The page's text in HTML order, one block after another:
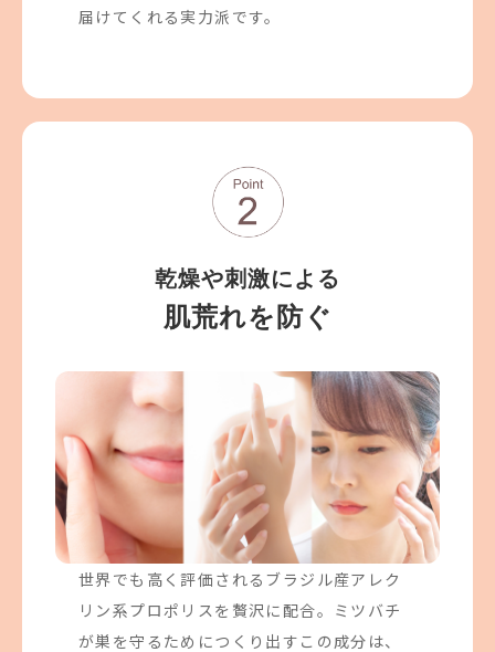
届けてくれる実力派です。
乾燥や刺激による
肌荒れを防ぐ
世界でも高く評価されるブラジル産アレク
リン系プロポリスを贅沢に配合。ミツバチ
が巣を守るためにつくり出すこの成分は、